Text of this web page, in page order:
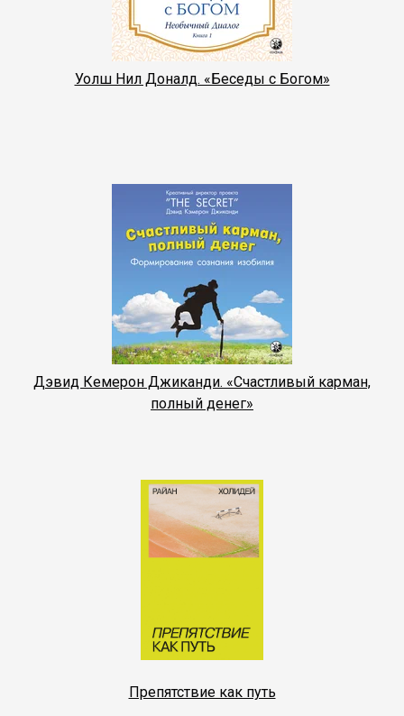
Уолш Нил Доналд. «Беседы с Богом»
Дэвид Кемерон Джиканди. «Счастливый карман,
полный денег»
Препятствие как путь